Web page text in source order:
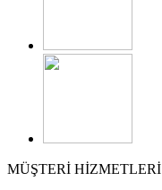
MÜŞTERİ HİZMETLERİ